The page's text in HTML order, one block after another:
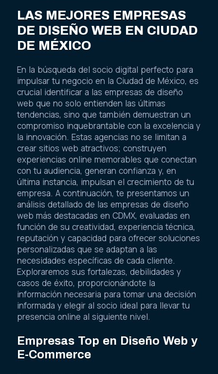
LAS MEJORES EMPRESAS
DE DISEÑO WEB EN CIUDAD
DE MÉXICO
En la búsqueda del socio digital perfecto para
impulsar tu negocio en la Ciudad de México, es
crucial identificar a las empresas de diseño
web que no solo entienden las últimas
tendencias, sino que también demuestran un
compromiso inquebrantable con la excelencia y
la innovación. Estas agencias no se limitan a
crear sitios web atractivos; construyen
experiencias online memorables que conectan
con tu audiencia, generan confianza y, en
última instancia, impulsan el crecimiento de tu
empresa. A continuación, te presentamos un
análisis detallado de las empresas de diseño
web más destacadas en CDMX, evaluadas en
función de su creatividad, experiencia técnica,
reputación y capacidad para ofrecer soluciones
personalizadas que se adaptan a las
necesidades específicas de cada cliente.
Exploraremos sus fortalezas, debilidades y
casos de éxito, proporcionándote la
información necesaria para tomar una decisión
informada y elegir al socio ideal para llevar tu
presencia online al siguiente nivel.
Empresas Top en Diseño Web y
E-Commerce